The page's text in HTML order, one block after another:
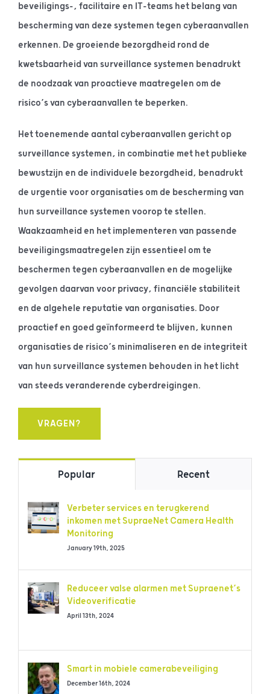
beveiligings-, facilitaire en IT-teams het belang van
bescherming van deze systemen tegen cyberaanvallen
erkennen. De groeiende bezorgdheid rond de
kwetsbaarheid van surveillance systemen benadrukt
de noodzaak van proactieve maatregelen om de
risico’s van cyberaanvallen te beperken.
Het toenemende aantal cyberaanvallen gericht op
surveillance systemen, in combinatie met het publieke
bewustzijn en de individuele bezorgdheid, benadrukt
de urgentie voor organisaties om de bescherming van
hun surveillance systemen voorop te stellen.
Waakzaamheid en het implementeren van passende
beveiligingsmaatregelen zijn essentieel om te
beschermen tegen cyberaanvallen en de mogelijke
gevolgen daarvan voor privacy, financiële stabiliteit
en de algehele reputatie van organisaties. Door
proactief en goed geïnformeerd te blijven, kunnen
organisaties de risico’s minimaliseren en de integriteit
van hun surveillance systemen behouden in het licht
van steeds veranderende cyberdreigingen.
VRAGEN?
Popular Recent
Verbeter services en terugkerend
inkomen met SupraeNet Camera Health
Monitoring
January 19th, 2025
Reduceer valse alarmen met Supraenet’s
Videoverificatie
April 13th, 2024
Smart in mobiele camerabeveiliging
December 16th, 2024